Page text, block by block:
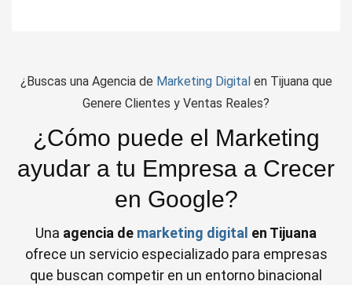
¿Buscas una Agencia de Marketing Digitalen Tijuana que
Genere Clientes y Ventas Reales?
¿Cómo puede el Marketing
ayudar a tu Empresa a Crecer
en Google?
Una agencia de marketing digital en Tijuana
ofrece un servicio especializado para empresas
que buscan competir en un entorno binacional